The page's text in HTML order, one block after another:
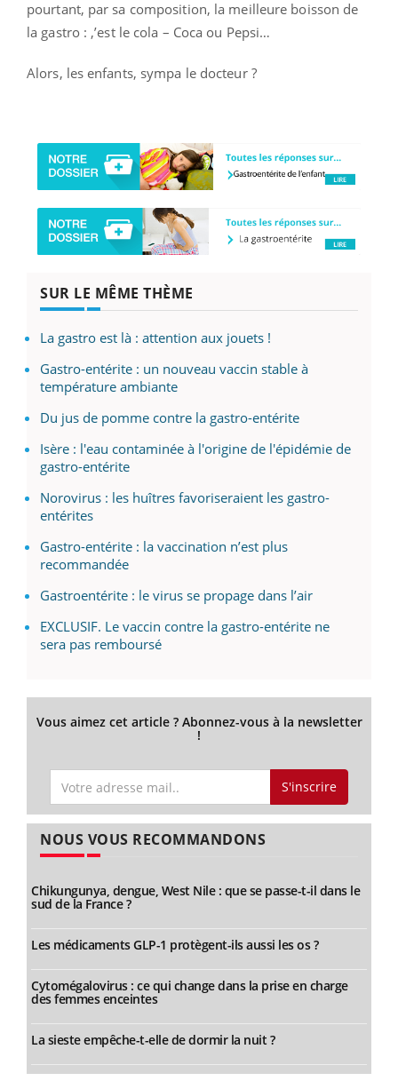
pourtant, par sa composition, la meilleure boisson de
la gastro : ,’est le cola – Coca ou Pepsi…
Alors, les enfants, sympa le docteur ?
SUR LE MÊME THÈME
La gastro est là : attention aux jouets !
Gastro-entérite : un nouveau vaccin stable à
température ambiante
Du jus de pomme contre la gastro-entérite
Isère : l'eau contaminée à l'origine de l'épidémie de
gastro-entérite
Norovirus : les huîtres favoriseraient les gastro-
entérites
Gastro-entérite : la vaccination n’est plus
recommandée
Gastroentérite : le virus se propage dans l’air
EXCLUSIF. Le vaccin contre la gastro-entérite ne
sera pas remboursé
Vous aimez cet article ? Abonnez-vous à la newsletter
!
S'inscrire
NOUS VOUS RECOMMANDONS
Chikungunya, dengue, West Nile : que se passe-t-il dans le
sud de la France ?
Les médicaments GLP-1 protègent-ils aussi les os ?
Cytomégalovirus : ce qui change dans la prise en charge
des femmes enceintes
La sieste empêche-t-elle de dormir la nuit ?